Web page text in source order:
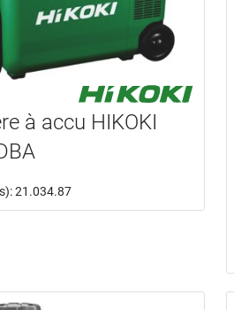
à accu HIKOKI
21.034.87